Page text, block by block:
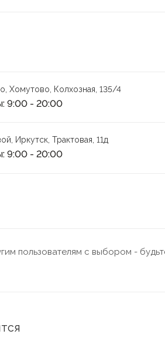
Хомутово, Колхозная, 135/4
9:00 - 20:00
Иркутск, Трактовая, 11д
9:00 - 20:00
пользователям с выбором -